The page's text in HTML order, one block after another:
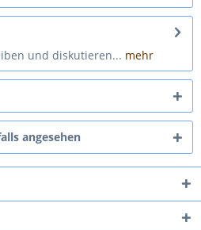
und diskutieren... mehr
angesehen